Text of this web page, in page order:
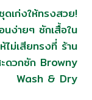
ดเก่งให้ทรงสวย!
ง่ายๆ ซักเสื้อใน
ไม่เสียทรงที่ ร้าน
ดวกซัก Browny
Wash & Dry